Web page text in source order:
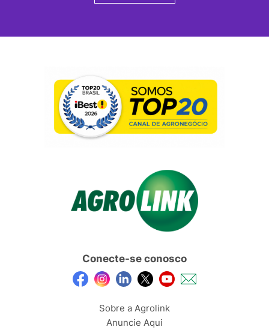
Conecte-se conosco
Sobre a Agrolink
Anuncie Aqui